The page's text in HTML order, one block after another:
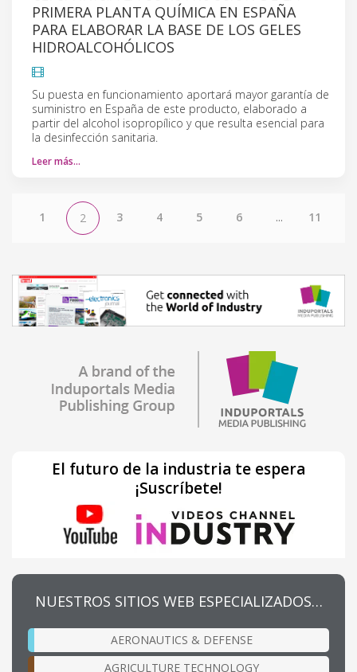
PRIMERA PLANTA QUÍMICA EN ESPAÑA
PARA ELABORAR LA BASE DE LOS GELES
HIDROALCOHÓLICOS
Su puesta en funcionamiento aportará mayor garantía de
suministro en España de este producto, elaborado a
partir del alcohol isopropílico y que resulta esencial para
la desinfección sanitaria.
Leer más…
1 2 3 4 5 6 ... 11
El futuro de la industria te espera
¡Suscríbete!
NUESTROS SITIOS WEB ESPECIALIZADOS…
AERONAUTICS & DEFENSE
AGRICULTURE TECHNOLOGY